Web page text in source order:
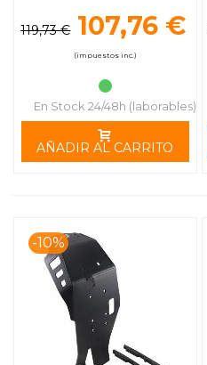
119,73 € 107,76 €
(impuestos inc.)
En Stock 24/48h (laborables)
AÑADIR AL CARRITO
-10%